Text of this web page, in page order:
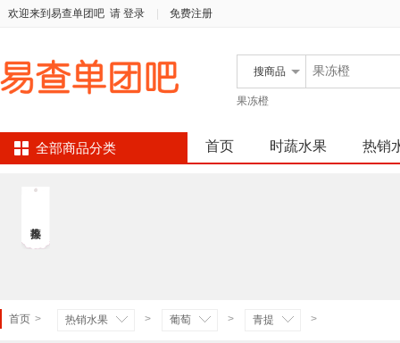
欢迎来到易查单团吧 请 登录 免费注册
搜商品
果冻橙
全部商品分类 首页 时蔬水果 热销
首页 > 热销水果 > 葡萄 > 青提 >